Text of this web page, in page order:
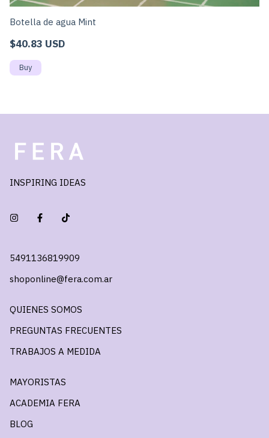
Botella de agua Mint
$40.83 USD
INSPIRING IDEAS
5491136819909
shoponline@fera.com.ar
QUIENES SOMOS
PREGUNTAS FRECUENTES
TRABAJOS A MEDIDA
MAYORISTAS
ACADEMIA FERA
BLOG